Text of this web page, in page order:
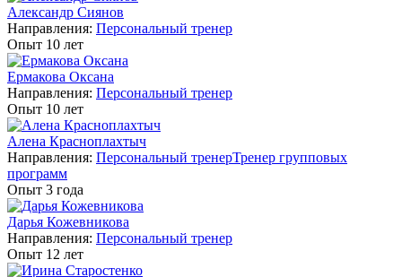
Александр Сиянов
Направления: Персональный тренер
Опыт 10 лет
Ермакова Оксана
Направления: Персональный тренер
Опыт 10 лет
Алена Красноплахтыч
Направления: Персональный тренерТренер групповых
программ
Опыт 3 года
Дарья Кожевникова
Направления: Персональный тренер
Опыт 12 лет